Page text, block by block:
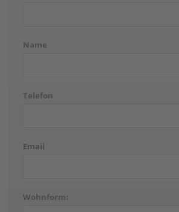
Name
Telefon
Email
Wohnform: